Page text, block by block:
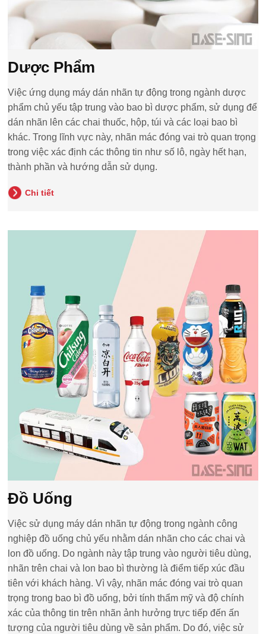
Dược Phẩm
Việc ứng dụng máy dán nhãn tự động trong ngành dược
phẩm chủ yếu tập trung vào bao bì dược phẩm, sử dụng để
dán nhãn lên các chai thuốc, hộp, túi và các loại bao bì
khác. Trong lĩnh vực này, nhãn mác đóng vai trò quan trọng
trong việc xác định các thông tin như số lô, ngày hết hạn,
thành phần và hướng dẫn sử dụng.
Chi tiết
Đồ Uống
Việc sử dụng máy dán nhãn tự động trong ngành công
nghiệp đồ uống chủ yếu nhằm dán nhãn cho các chai và
lon đồ uống. Do ngành này tập trung vào người tiêu dùng,
nhãn trên chai và lon bao bì thường là điểm tiếp xúc đầu
tiên với khách hàng. Vì vậy, nhãn mác đóng vai trò quan
trọng trong bao bì đồ uống, bởi tính thẩm mỹ và độ chính
xác của thông tin trên nhãn ảnh hưởng trực tiếp đến ấn
tượng của người tiêu dùng về sản phẩm. Do đó, việc sử